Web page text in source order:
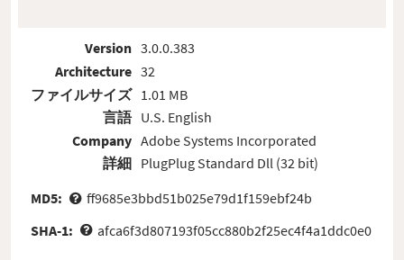
Version
Architecture
ファイルサイズ
言語
Company
詳細
3.0.0.383
32
1.01 MB
U.S. English
Adobe Systems Incorporated
PlugPlug Standard Dll (32 bit)
MD5:
ff9685e3bbd51b025e79d1f159ebf24b
SHA-1:
afca6f3d807193f05cc880b2f25ec4f4a1ddc0e0